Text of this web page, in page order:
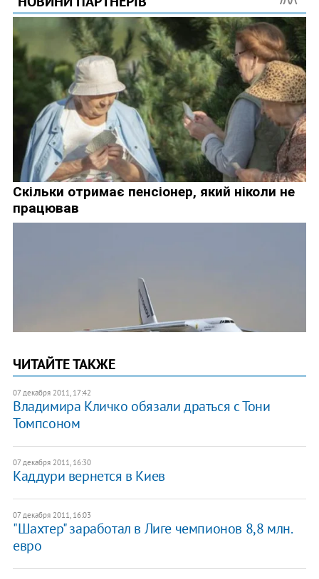
ЧИТАЙТЕ ТАКЖЕ
07 декабря 2011, 17:42
Владимира Кличко обязали драться с Тони
Томпсоном
07 декабря 2011, 16:30
Каддури вернется в Киев
07 декабря 2011, 16:03
"Шахтер" заработал в Лиге чемпионов 8,8 млн.
евро